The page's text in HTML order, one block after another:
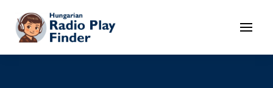
To contents
Menu